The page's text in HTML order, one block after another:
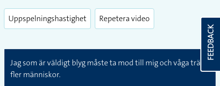
Uppspelningshastighet Repetera video
Jag som är väldigt blyg måste ta mod till mig och våga träffa
fler människor.
FEEDBACK